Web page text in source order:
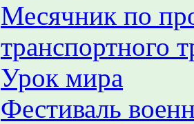
Месячник по
транспортного
Урок мира
Фестиваль